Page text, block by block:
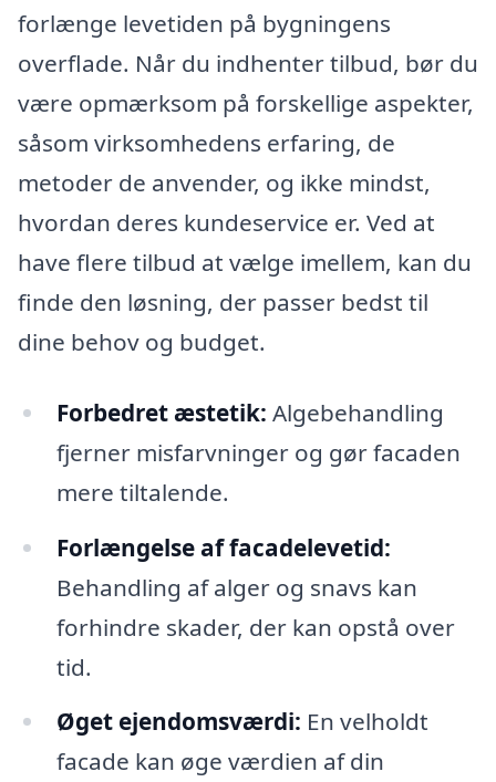
forlænge levetiden på bygningens
overflade. Når du indhenter tilbud, bør du
være opmærksom på forskellige aspekter,
såsom virksomhedens erfaring, de
metoder de anvender, og ikke mindst,
hvordan deres kundeservice er. Ved at
have flere tilbud at vælge imellem, kan du
finde den løsning, der passer bedst til
dine behov og budget.
Forbedret æstetik: Algebehandling
fjerner misfarvninger og gør facaden
mere tiltalende.
Forlængelse af facadelevetid:
Behandling af alger og snavs kan
forhindre skader, der kan opstå over
tid.
Øget ejendomsværdi: En velholdt
facade kan øge værdien af din